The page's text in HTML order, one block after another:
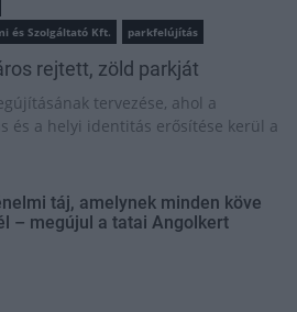
és Szolgáltató Kft.
parkfelújítás
rejtett, zöld parkját
tervezése, ahol a
és a helyi identitás erősítése kerül a
táj, amelynek minden köve
– megújul a tatai Angolkert